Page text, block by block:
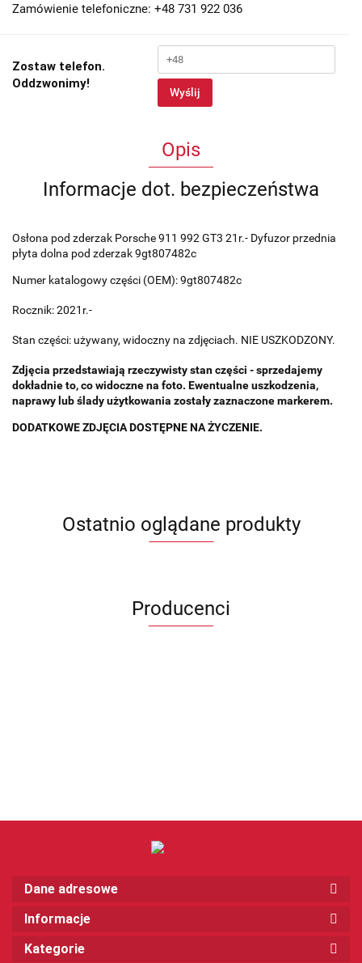
Zamówienie telefoniczne: +48 731 922 036
Zostaw telefon.
Oddzwonimy!
Wyślij
Opis
Informacje dot. bezpieczeństwa
Osłona pod zderzak Porsche 911 992 GT3 21r.- Dyfuzor przednia
płyta dolna pod zderzak 9gt807482c
Numer katalogowy części (OEM): 9gt807482c
Rocznik: 2021r.-
Stan części: używany, widoczny na zdjęciach. NIE USZKODZONY.
Zdjęcia przedstawiają rzeczywisty stan części - sprzedajemy
dokładnie to, co widoczne na foto. Ewentualne uszkodzenia,
naprawy lub ślady użytkowania zostały zaznaczone markerem.
DODATKOWE ZDJĘCIA DOSTĘPNE NA ŻYCZENIE.
Ostatnio oglądane produkty
Producenci
Dane adresowe
Informacje
Kategorie